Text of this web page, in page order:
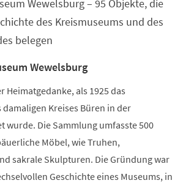
Wewelsburg – 95 Objekte, die
des Kreismuseums und des
belegen
Wewelsburg
Heimatgedanke, als 1925 das
Kreises Büren in der
wurde. Die Sammlung umfasste 500
Möbel, wie Truhen,
sakrale Skulpturen. Die Gründung war
Geschichte eines Museums, in